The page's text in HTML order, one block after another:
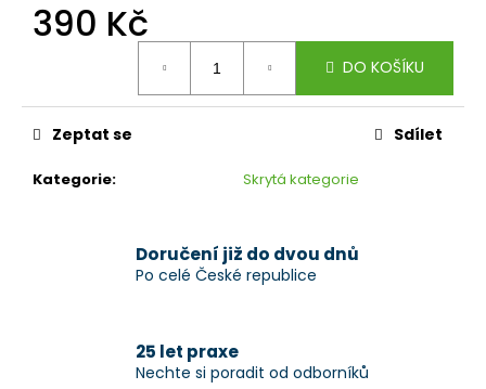
390 Kč
DO KOŠÍKU
Kategorie: Skrytá kategorie
Zeptat se Sdílet
Doručení již do dvou dnů
Po celé České republice
25 let praxe
Nechte si poradit od odborníků
u
m
e